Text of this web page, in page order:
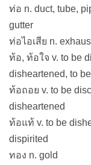
ท่อ n. duct, tube,
gutter
ท่อไอเสีย n.
ท้อ, ท้อใจ v. to be
disheartened, to
ท้อถอย v. to be
disheartened
ท้อแท้ v. to be
dispirited
ทอง n. gold